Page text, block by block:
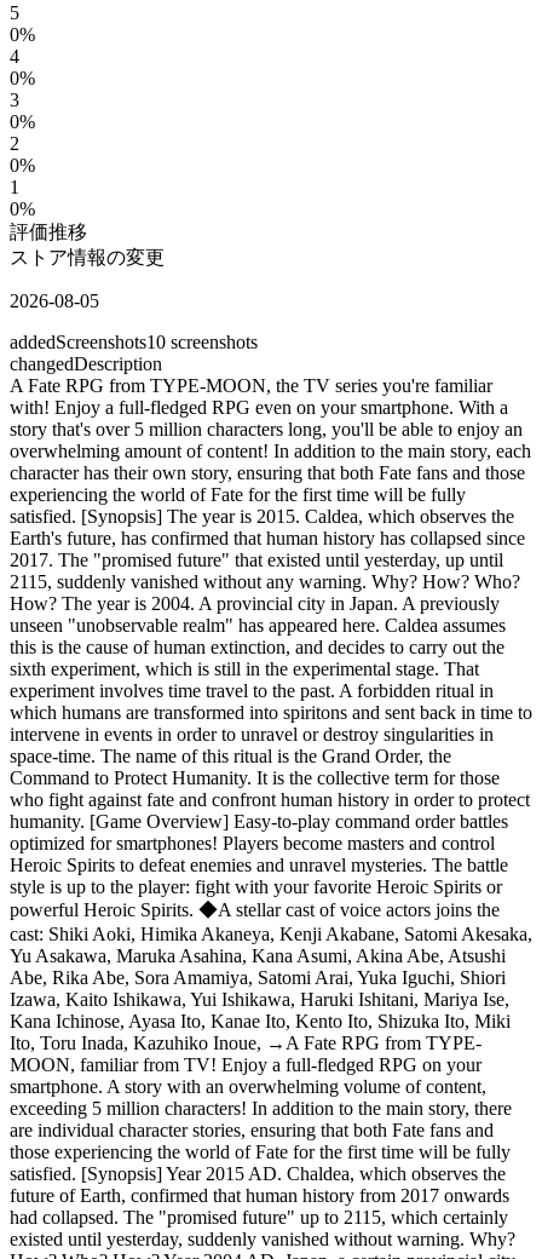
5
0%
4
0%
3
0%
2
0%
1
0%
評価推移
ストア情報の変更
2026-08-05
addedScreenshots10 screenshots
changedDescription
A Fate RPG from TYPE-MOON, the TV series you're familiar
with! Enjoy a full-fledged RPG even on your smartphone. With a
story that's over 5 million characters long, you'll be able to enjoy an
overwhelming amount of content! In addition to the main story, each
character has their own story, ensuring that both Fate fans and those
experiencing the world of Fate for the first time will be fully
satisfied. [Synopsis] The year is 2015. Caldea, which observes the
Earth's future, has confirmed that human history has collapsed since
2017. The "promised future" that existed until yesterday, up until
2115, suddenly vanished without any warning. Why? How? Who?
How? The year is 2004. A provincial city in Japan. A previously
unseen "unobservable realm" has appeared here. Caldea assumes
this is the cause of human extinction, and decides to carry out the
sixth experiment, which is still in the experimental stage. That
experiment involves time travel to the past. A forbidden ritual in
which humans are transformed into spiritons and sent back in time to
intervene in events in order to unravel or destroy singularities in
space-time. The name of this ritual is the Grand Order, the
Command to Protect Humanity. It is the collective term for those
who fight against fate and confront human history in order to protect
humanity. [Game Overview] Easy-to-play command order battles
optimized for smartphones! Players become masters and control
Heroic Spirits to defeat enemies and unravel mysteries. The battle
style is up to the player: fight with your favorite Heroic Spirits or
powerful Heroic Spirits. ◆A stellar cast of voice actors joins the
cast: Shiki Aoki, Himika Akaneya, Kenji Akabane, Satomi Akesaka,
Yu Asakawa, Maruka Asahina, Kana Asumi, Akina Abe, Atsushi
Abe, Rika Abe, Sora Amamiya, Satomi Arai, Yuka Iguchi, Shiori
Izawa, Kaito Ishikawa, Yui Ishikawa, Haruki Ishitani, Mariya Ise,
Kana Ichinose, Ayasa Ito, Kanae Ito, Kento Ito, Shizuka Ito, Miki
Ito, Toru Inada, Kazuhiko Inoue, → A Fate RPG from TYPE-
MOON, familiar from TV! Enjoy a full-fledged RPG on your
smartphone. A story with an overwhelming volume of content,
exceeding 5 million characters! In addition to the main story, there
are individual character stories, ensuring that both Fate fans and
those experiencing the world of Fate for the first time will be fully
satisfied. [Synopsis] Year 2015 AD. Chaldea, which observes the
future of Earth, confirmed that human history from 2017 onwards
had collapsed. The "promised future" up to 2115, which certainly
existed until yesterday, suddenly vanished without warning. Why?